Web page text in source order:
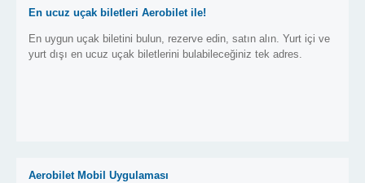
En ucuz uçak biletleri Aerobilet ile!
En uygun uçak biletini bulun, rezerve edin, satın alın. Yurt içi ve
yurt dışı en ucuz uçak biletlerini bulabileceğiniz tek adres.
Aerobilet Mobil Uygulaması